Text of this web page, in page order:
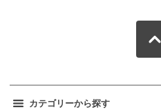
カテゴリーから探す